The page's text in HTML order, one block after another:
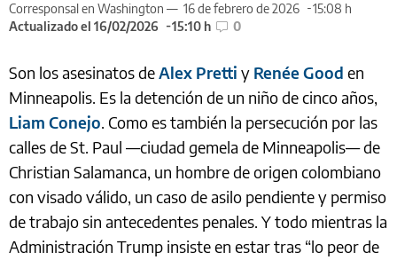
Corresponsal en Washington — 16 de febrero de 2026
15:08 h
Actualizado el 16/02/2026
15:10 h 0
Son los asesinatos deAlex Pretti y Renée Good en
Minneapolis. Es la detención de un niño de cinco años,
Liam Conejo. Como es también la persecución por las
calles de St. Paul —ciudad gemela de Minneapolis— de
Christian Salamanca, un hombre de origen colombiano
con visado válido, un caso de asilo pendiente y permiso
de trabajo sin antecedentes penales. Y todo mientras la
Administración Trump insiste en estar tras “lo peor de